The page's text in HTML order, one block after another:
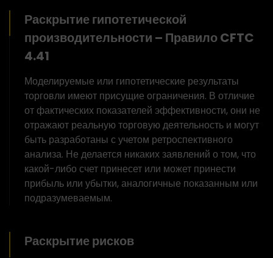
Раскрытие гипотетической
производительности – Правило CFTC
4.41
Моделируемые или гипотетические результаты
торговли имеют присущие ограничения. В отличие
от фактических показателей эффективности, они не
отражают реальную торговую деятельность и могут
быть разработаны с учетом ретроспективного
анализа. Не делается никаких заявлений о том, что
какой-либо счет принесет или может принести
прибыль или убытки, аналогичные показанным или
подразумеваемым.
Раскрытие рисков